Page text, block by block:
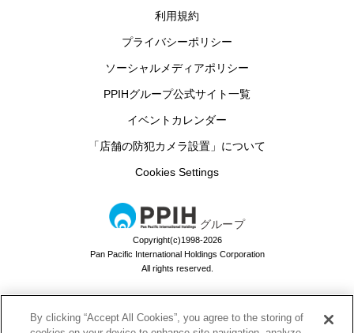
利用規約
プライバシーポリシー
ソーシャルメディアポリシー
PPIHグループ公式サイト一覧
イベントカレンダー
「店舗の防犯カメラ設置」について
Cookies Settings
グループ
Copyright(c)1998-2026
Pan Pacific International Holdings Corporation
All rights reserved.
By clicking “Accept All Cookies”, you agree to the storing of